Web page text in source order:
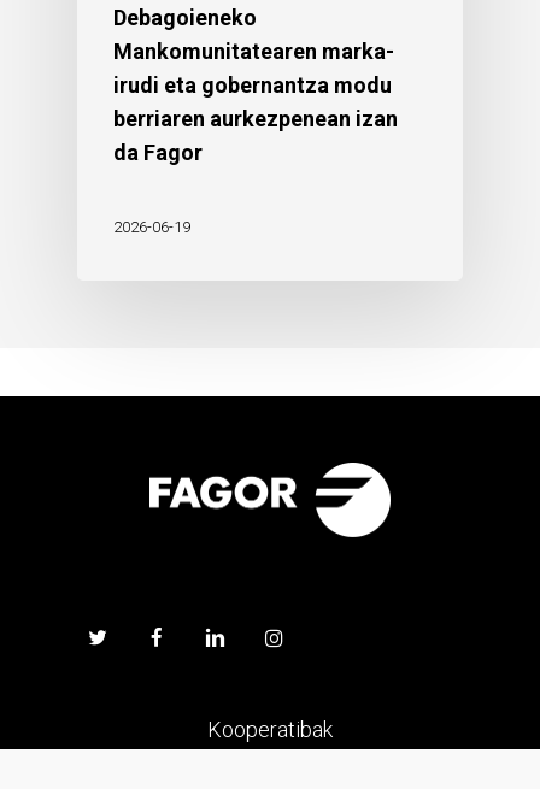
Debagoieneko
Mankomunitatearen marka-
irudi eta gobernantza modu
berriaren aurkezpenean izan
da Fagor
2026-06-19
Kooperatibak